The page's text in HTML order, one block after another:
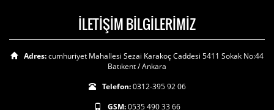
İLETİŞİM BİLGİLERİMİZ
Adres:cumhuriyet Mahallesi Sezai Karakoç Caddesi 5411 Sokak No:44
Batıkent / Ankara
Telefon:0312-395 92 06
GSM:0535 490 33 66